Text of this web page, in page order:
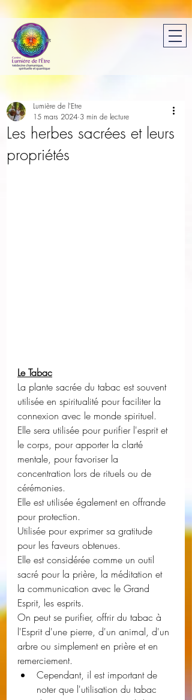
Les herbes sacrées et leurs
propriétés
Lumière de l'Etre
15 mars 2024 3 min de lecture
Le Tabac
La plante sacrée du tabac est souvent
utilisée en spiritualité pour faciliter la
connexion avec le monde spirituel.
Elle sera utilisée pour purifier l'esprit et
le corps, pour apporter la clarté
mentale, pour favoriser la
concentration lors de rituels ou de
cérémonies.
Elle est utilisée également en offrande
pour protection.
Utilisée pour exprimer sa gratitude
pour les faveurs obtenues.
Elle est considérée comme un outil
sacré pour la prière, la méditation et
la communication avec le Grand
Esprit, les esprits.
On peut se purifier, offrir du tabac à
l'Esprit d'une pierre, d'un animal, d'un
arbre ou simplement en prière et en
remerciement.
Cependant, il est important de
noter que l'utilisation du tabac